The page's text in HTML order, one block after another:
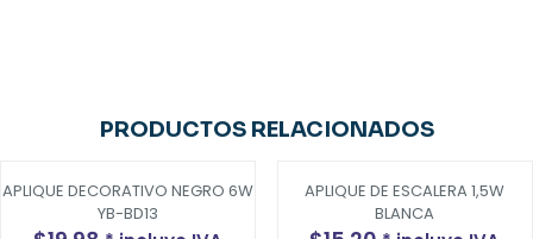
PRODUCTOS RELACIONADOS
APLIQUE DECORATIVO NEGRO 6W
YB-BD13
APLIQUE DE ESCALERA 1,5W
BLANCA